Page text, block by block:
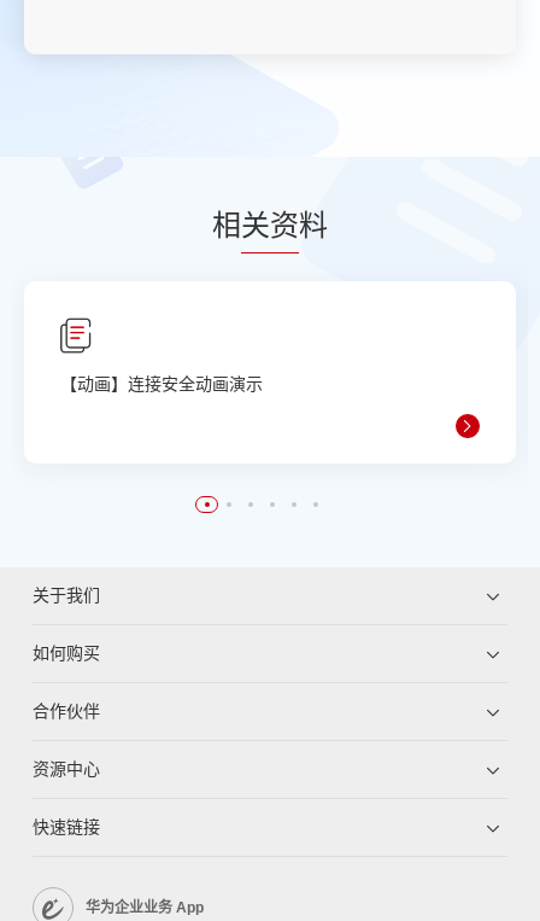
相关资料
【动画】连接安全动画演示
关于我们
如何购买
合作伙伴
资源中心
快速链接
华为企业业务 App